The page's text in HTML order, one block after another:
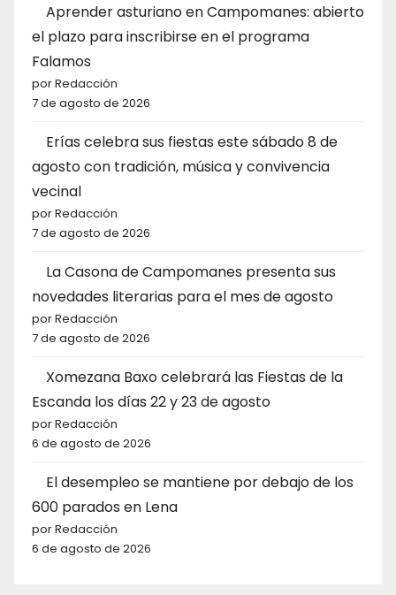
Aprender asturiano en Campomanes: abierto
el plazo para inscribirse en el programa
Falamos
por Redacción
7 de agosto de 2026
Erías celebra sus fiestas este sábado 8 de
agosto con tradición, música y convivencia
vecinal
por Redacción
7 de agosto de 2026
La Casona de Campomanes presenta sus
novedades literarias para el mes de agosto
por Redacción
7 de agosto de 2026
Xomezana Baxo celebrará las Fiestas de la
Escanda los días 22 y 23 de agosto
por Redacción
6 de agosto de 2026
El desempleo se mantiene por debajo de los
600 parados en Lena
por Redacción
6 de agosto de 2026